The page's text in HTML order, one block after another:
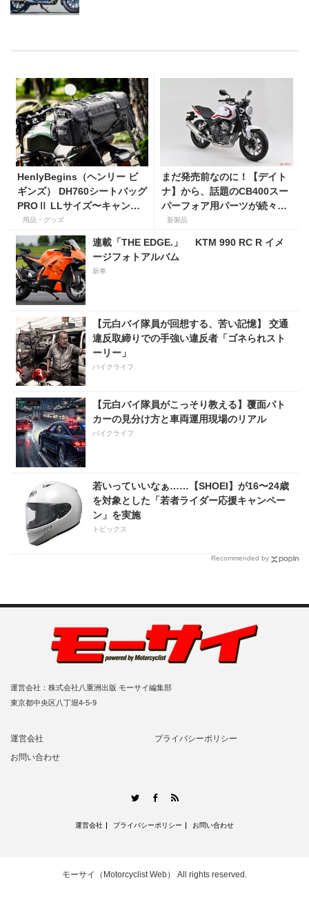
HenlyBegins（ヘンリー ビ
ギンズ） DH760シートバッグ
PROⅡ LLサイズ〜キャンプ
ツーリングにも安心の大容量
ツアーバッグ〜
用品・グッズ
まだ発売前なのに！【デイト
ナ】から、話題のCB400スー
パーフォア用パーツが続々登
場！
新製品
連載「THE EDGE.」 KTM 990 RC R イメ
ージフォトアルバム
新車
【元白バイ隊員が回想する、苦い記憶】 交通
違反取締りでの手強い違反者「ゴネられスト
ーリー」
バイクライフ
【元白バイ隊員がこっそり教える】覆面パト
カーの見分け方と車両運用現場のリアル
バイクライフ
若いっていいなぁ……【SHOEI】が16〜24歳
を対象とした「若者ライダー応援キャンペー
ン」を実施
トピックス
Recommended by
運営会社：株式会社八重洲出版 モーサイ編集部
東京都中央区八丁堀4-5-9
運営会社
プライバシーポリシー
お問い合わせ
TwitterFacebook
運営会社 プライバシーポリシー お問い合わせ
モーサイ（Motorcyclist Web） All rights reserved.